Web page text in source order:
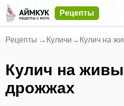
Рецепты
Рецепты → Куличи → Кулич на
Кулич на
дрожжах